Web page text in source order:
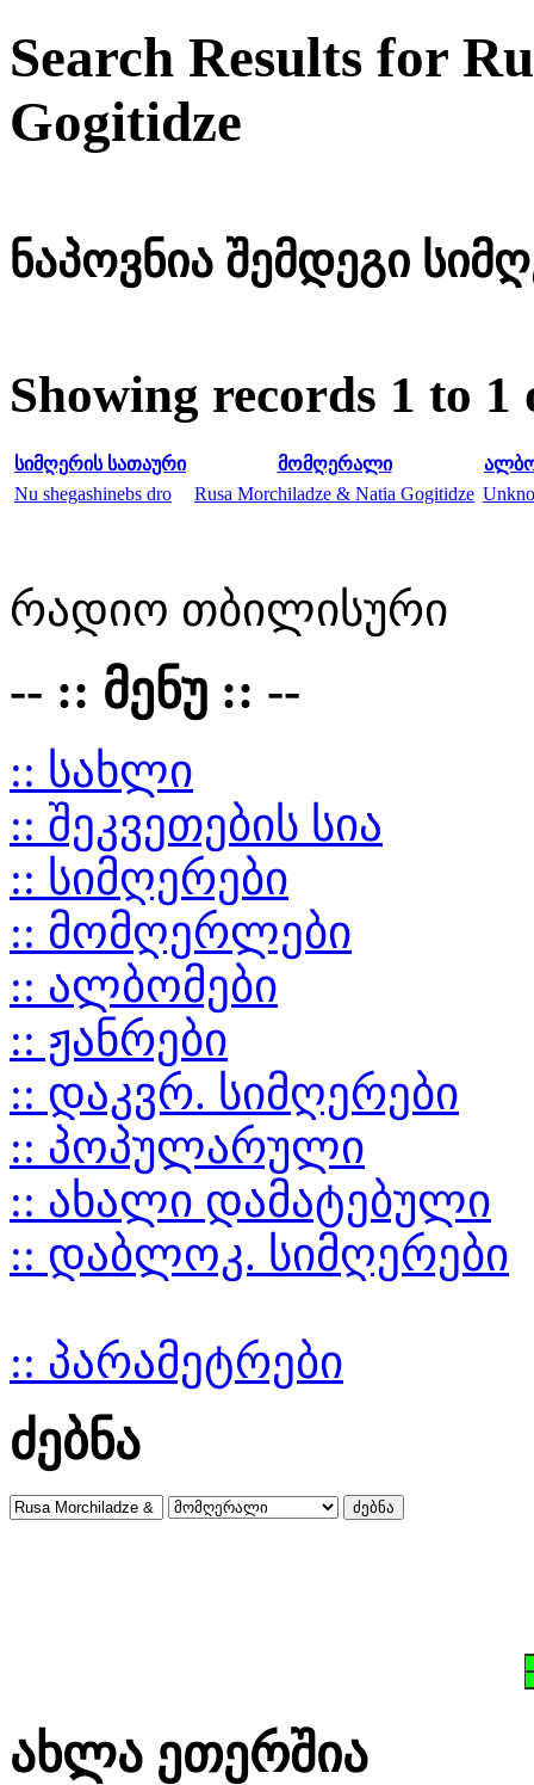
Search Results for
Gogitidze
ნაპოვნია შემდეგი
Showing records 1 to
სიმღერის სათაური მომღერალი
Nu shegashinebs dro
Rusa Morchiladze & Natia Gogitidze
რადიო თბილისური
-- :: მენუ :: --
:: სახლი
:: შეკვეთების სია
:: სიმღერები
:: მომღერლები
:: ალბომები
:: ჟანრები
:: დაკვრ. სიმღერები
:: პოპულარული
:: ახალი დამატებული
:: დაბლოკ. სიმღერები
:: პარამეტრები
ძებნა
ახლა ეთერშია